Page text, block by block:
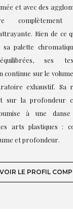
et avec des
complètement
Rien de ce
palette
équilibrées, ses
continue sur le
exhaustif. Sa
sur la profondeur
à une
arts plastiques :
et profondeur.
VOIR LE PROFIL